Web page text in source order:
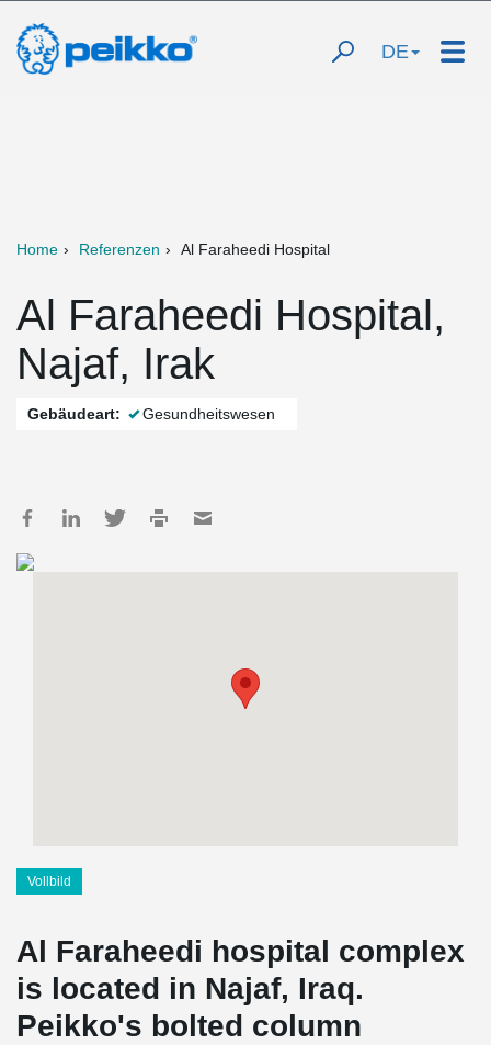
DE
Home Referenzen Al Faraheedi Hospital
Al Faraheedi Hospital,
Najaf, Irak
Gebäudeart: Gesundheitswesen
Vollbild
Al Faraheedi hospital complex
is located in Najaf, Iraq.
Peikko's bolted column